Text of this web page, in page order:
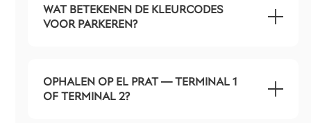
WAT BETEKENEN DE KLEURCODES
VOOR PARKEREN?
OPHALEN OP EL PRAT — TERMINAL 1
OF TERMINAL 2?